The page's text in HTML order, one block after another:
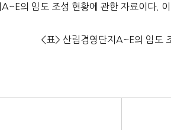
의 임도 조성 현황에 관한 자료이다.
<표> 산림경영단지A~E의 임도